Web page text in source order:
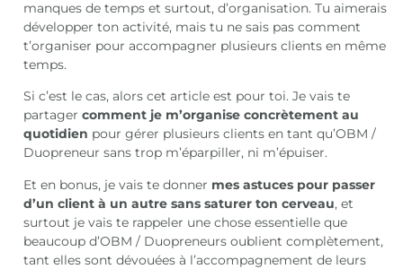
manques de temps et surtout, d’organisation. Tu aimerais
développer ton activité, mais tu ne sais pas comment
t’organiser pour accompagner plusieurs clients en même
temps.
Si c’est le cas, alors cet article est pour toi. Je vais te
partagercomment je m’organise concrètement au
quotidien pour gérer plusieurs clients en tant qu’OBM /
Duopreneur sans trop m’éparpiller, ni m’épuiser.
Et en bonus, je vais te donner mes astuces pour passer
d’un client à un autre sans saturer ton cerveau, et
surtout je vais te rappeler une chose essentielle que
beaucoup d’OBM / Duopreneurs oublient complètement,
tant elles sont dévouées à l’accompagnement de leurs